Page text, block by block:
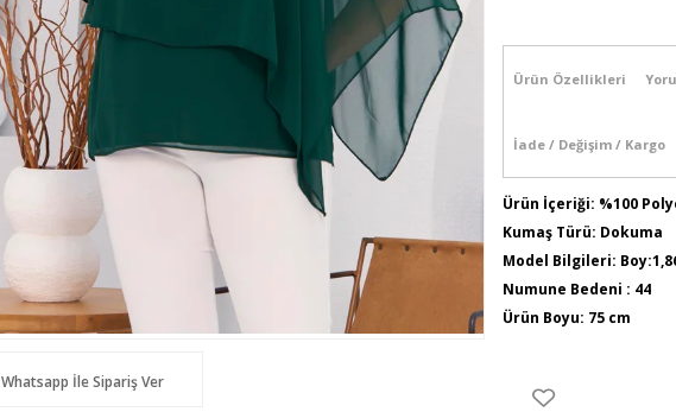
Whatsapp İle Sipariş Ver
Ürün Özellikleri
İade / Değişim / Kargo
Ürün İçeriği: %100
Kumaş Türü: Dokuma
Model Bilgileri:
Numune Bedeni : 44
Ürün Boyu: 75 cm